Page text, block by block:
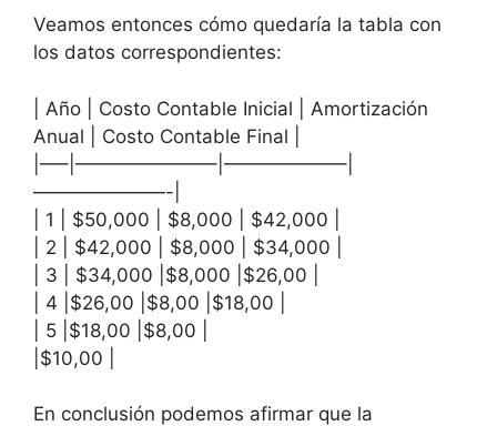
Veamos entonces cómo quedaría la tabla con
los datos correspondientes:
| Año | Costo Contable Inicial | Amortización
Anual | Costo Contable Final |
|—–|———————–|——————–|
———————-|
| 1 | $50,000 | $8,000 | $42,000 |
| 2 | $42,000 | $8,000 | $34,000 |
| 3 | $34,000 |$8,000 |$26,00 |
| 4 |$26,00 |$8,00 |$18,00 |
| 5 |$18,00 |$8,00 |
|$10,00 |
En conclusión podemos afirmar que la